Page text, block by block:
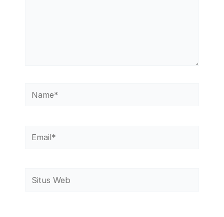
Name*
Email*
Situs